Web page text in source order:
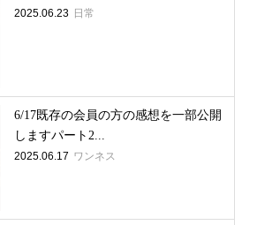
2025.06.23 日常
6/17既存の会員の方の感想を一部公開
しますパート2...
2025.06.17 ワンネス